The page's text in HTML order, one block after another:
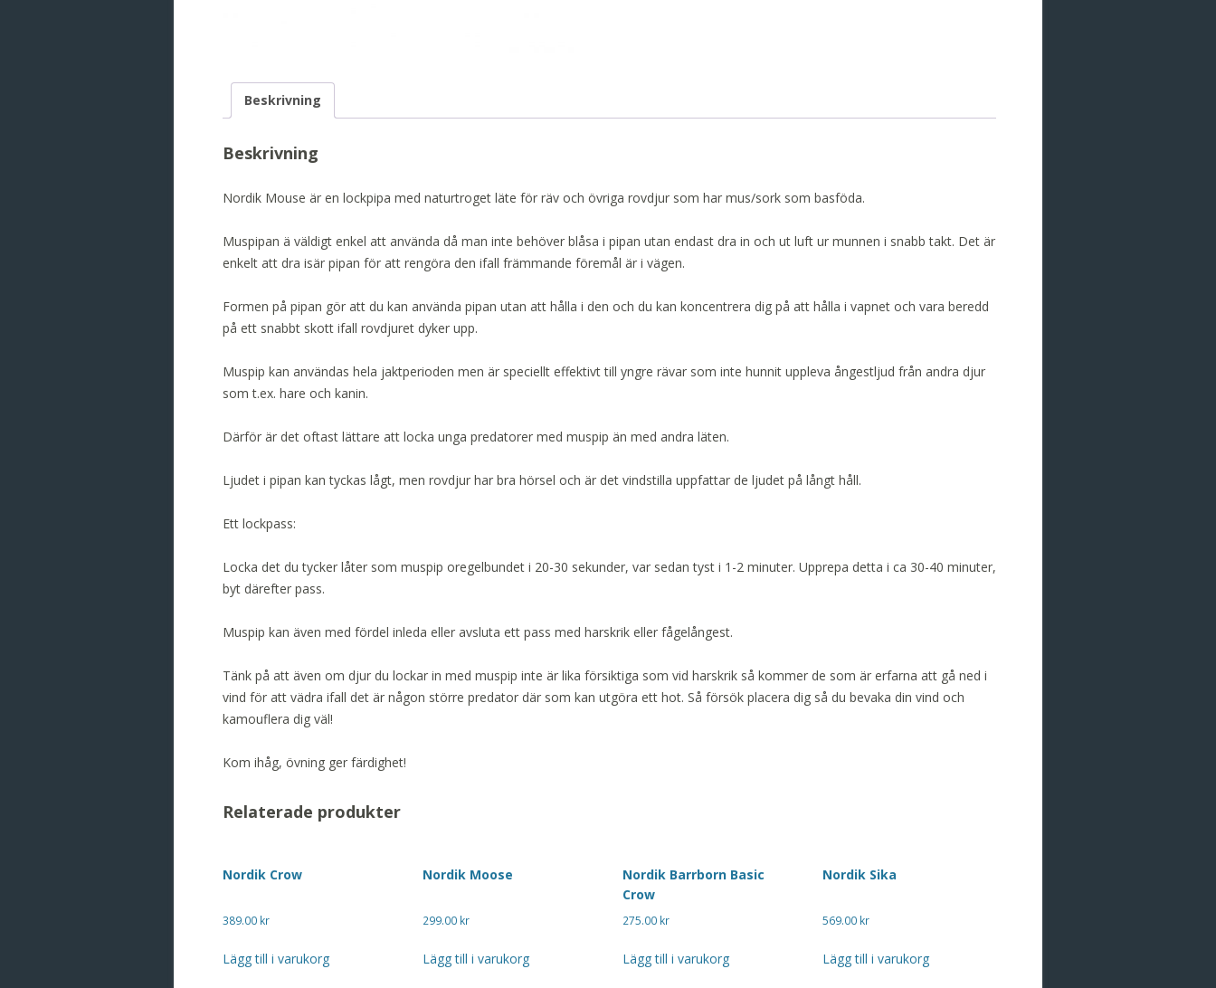
Beskrivning
Beskrivning
Nordik Mouse är en lockpipa med naturtroget läte för räv och övriga rovdjur som har mus/sork som basföda.
Muspipan ä väldigt enkel att använda då man inte behöver blåsa i pipan utan endast dra in och ut luft ur munnen i snabb takt. Det är
enkelt att dra isär pipan för att rengöra den ifall främmande föremål är i vägen.
Formen på pipan gör att du kan använda pipan utan att hålla i den och du kan koncentrera dig på att hålla i vapnet och vara beredd
på ett snabbt skott ifall rovdjuret dyker upp.
Muspip kan användas hela jaktperioden men är speciellt effektivt till yngre rävar som inte hunnit uppleva ångestljud från andra djur
som t.ex. hare och kanin.
Därför är det oftast lättare att locka unga predatorer med muspip än med andra läten.
Ljudet i pipan kan tyckas lågt, men rovdjur har bra hörsel och är det vindstilla uppfattar de ljudet på långt håll.
Ett lockpass:
Locka det du tycker låter som muspip oregelbundet i 20-30 sekunder, var sedan tyst i 1-2 minuter. Upprepa detta i ca 30-40 minuter,
byt därefter pass.
Muspip kan även med fördel inleda eller avsluta ett pass med harskrik eller fågelångest.
Tänk på att även om djur du lockar in med muspip inte är lika försiktiga som vid harskrik så kommer de som är erfarna att gå ned i
vind för att vädra ifall det är någon större predator där som kan utgöra ett hot. Så försök placera dig så du bevaka din vind och
kamouflera dig väl!
Kom ihåg, övning ger färdighet!
Relaterade produkter
Nordik Crow
389.00 kr
Lägg till i varukorg
Nordik Moose
299.00 kr
Lägg till i varukorg
Nordik Barrborn Basic
Crow
275.00 kr
Lägg till i varukorg
Nordik Sika
569.00 kr
Lägg till i varukorg